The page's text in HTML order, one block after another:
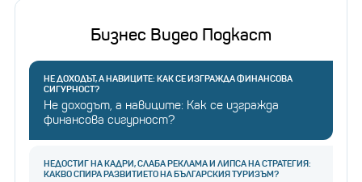
Бизнес Видео Подкаст
НЕ ДОХОДЪТ, А НАВИЦИТЕ: КАК СЕ ИЗГРАЖДА ФИНАНСОВА
СИГУРНОСТ?
Не доходът, а навиците: Как се изгражда
финансова сигурност?
НЕДОСТИГ НА КАДРИ, СЛАБА РЕКЛАМА И ЛИПСА НА СТРАТЕГИЯ:
КАКВО СПИРА РАЗВИТИЕТО НА БЪЛГАРСКИЯ ТУРИЗЪМ?